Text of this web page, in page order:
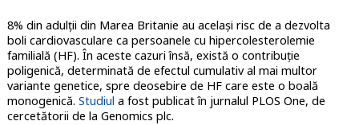
8% din adulții din Marea Britanie au același risc de a dezvolta
boli cardiovasculare ca persoanele cu hipercolesterolemie
familială (HF). În aceste cazuri însă, există o contribuție
poligenică, determinată de efectul cumulativ al mai multor
variante genetice, spre deosebire de HF care este o boală
monogenică. Studiul a fost publicat în jurnalul PLOS One, de
cercetătorii de la Genomics plc.